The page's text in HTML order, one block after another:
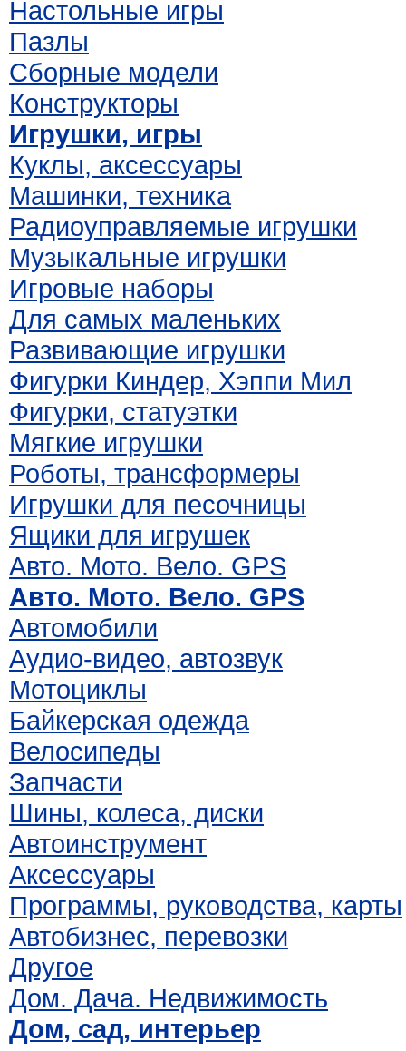
Настольные игры
Пазлы
Сборные модели
Конструкторы
Игрушки, игры
Куклы, аксессуары
Машинки, техника
Радиоуправляемые игрушки
Музыкальные игрушки
Игровые наборы
Для самых маленьких
Развивающие игрушки
Фигурки Киндер, Хэппи Мил
Фигурки, статуэтки
Мягкие игрушки
Роботы, трансформеры
Игрушки для песочницы
Ящики для игрушек
Авто. Мото. Вело. GPS
Авто. Мото. Вело. GPS
Автомобили
Аудио-видео, автозвук
Мотоциклы
Байкерская одежда
Велосипеды
Запчасти
Шины, колеса, диски
Автоинструмент
Аксессуары
Программы, руководства, карты
Автобизнес, перевозки
Другое
Дом. Дача. Недвижимость
Дом, сад, интерьер